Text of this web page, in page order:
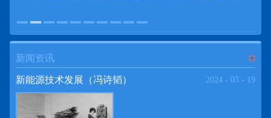
新闻资讯
新能源技术发展（冯诗韬） 2024 - 03 - 19